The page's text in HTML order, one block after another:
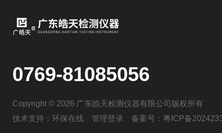
0769-81085056
Copyright © 2026 广东皓天检测仪器有限公司版权所有
技术支持： 环保在线 管理登录 备案号： 粤ICP备